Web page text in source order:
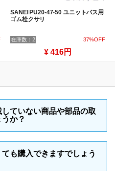
SANEI PU20-47-50 ユニットバス用
ゴム栓クサリ
在庫数：2 37%OFF
¥ 416円
ていない商品や部品の取
か？
も購入できますでしょう